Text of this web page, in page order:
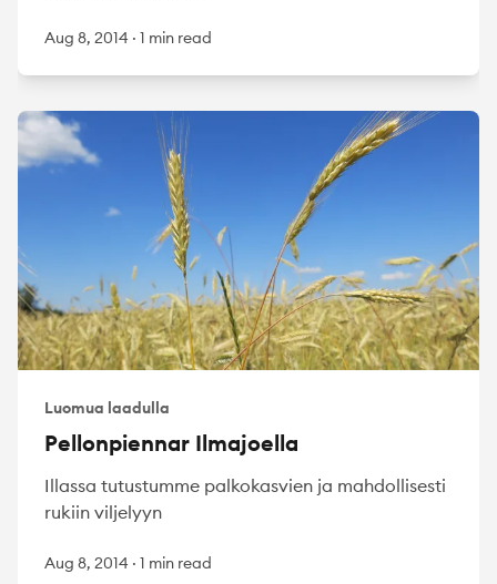
Aug 8, 2014 · 1 min read
Luomua laadulla
Pellonpiennar Ilmajoella
Illassa tutustumme palkokasvien ja mahdollisesti
rukiin viljelyyn
Aug 8, 2014 · 1 min read